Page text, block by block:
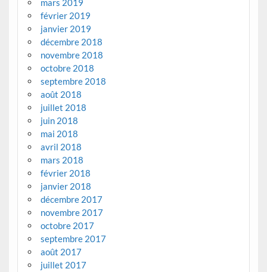
mars 2019
février 2019
janvier 2019
décembre 2018
novembre 2018
octobre 2018
septembre 2018
août 2018
juillet 2018
juin 2018
mai 2018
avril 2018
mars 2018
février 2018
janvier 2018
décembre 2017
novembre 2017
octobre 2017
septembre 2017
août 2017
juillet 2017